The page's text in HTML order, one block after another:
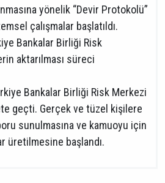
yönelik “Devir Protokolü”
çalışmalar başlatıldı.
Bankalar Birliği Risk
aktarılması süreci
Bankalar Birliği Risk Merkezi
geçti. Gerçek ve tüzel kişilere
sunulmasına ve kamuoyu için
üretilmesine başlandı.